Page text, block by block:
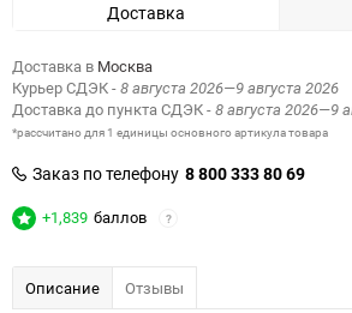
Доставка
Доставка в Москва
Курьер СДЭК- 8 августа 2026—9 августа 2026
Доставка до пункта СДЭК- 8 августа 2026—9
*рассчитано для 1 единицы основного артикула товара
Заказ по телефону 8 800 333 80 69
+1,839 баллов ?
Описание Отзывы